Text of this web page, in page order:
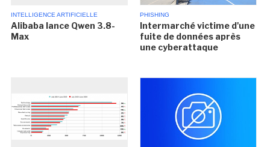
INTELLIGENCE ARTIFICIELLE
Alibaba lance Qwen 3.8-
Max
PHISHING
Intermarché victime d'une
fuite de données après
une cyberattaque